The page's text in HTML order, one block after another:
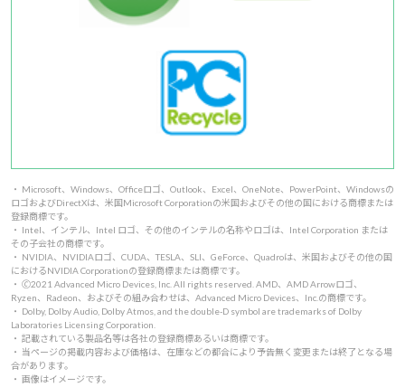
・ Microsoft、Windows、Officeロゴ、Outlook、Excel、OneNote、PowerPoint、Windowsの
ロゴおよびDirectXは、米国Microsoft Corporationの米国およびその他の国における商標または
登録商標です。
・ Intel、インテル、Intel ロゴ、その他のインテルの名称やロゴは、Intel Corporation または
その子会社の商標です。
・ NVIDIA、NVIDIAロゴ、CUDA、TESLA、SLI、GeForce、Quadroは、米国およびその他の国
におけるNVIDIA Corporationの登録商標または商標です。
・ 🄫2021 Advanced Micro Devices, Inc. All rights reserved. AMD、AMD Arrowロゴ、
Ryzen、Radeon、およびその組み合わせは、Advanced Micro Devices、Inc.の商標です。
・ Dolby, Dolby Audio, Dolby Atmos, and the double-D symbol are trademarks of Dolby
Laboratories Licensing Corporation.
・ 記載されている製品名等は各社の登録商標あるいは商標です。
・ 当ページの掲載内容および価格は、在庫などの都合により予告無く変更または終了となる場
合があります。
・ 画像はイメージです。